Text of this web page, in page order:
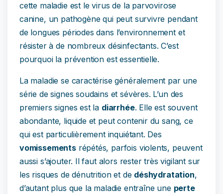
cette maladie est le virus de la parvovirose
canine, un pathogène qui peut survivre pendant
de longues périodes dans l’environnement et
résister à de nombreux désinfectants. C’est
pourquoi la prévention est essentielle.
La maladie se caractérise généralement par une
série de signes soudains et sévères. L’un des
premiers signes est la diarrhée. Elle est souvent
abondante, liquide et peut contenir du sang, ce
qui est particulièrement inquiétant. Des
vomissementsrépétés, parfois violents, peuvent
aussi s’ajouter. Il faut alors rester très vigilant sur
les risques de dénutrition et de déshydratation,
d’autant plus que la maladie entraîne une perte